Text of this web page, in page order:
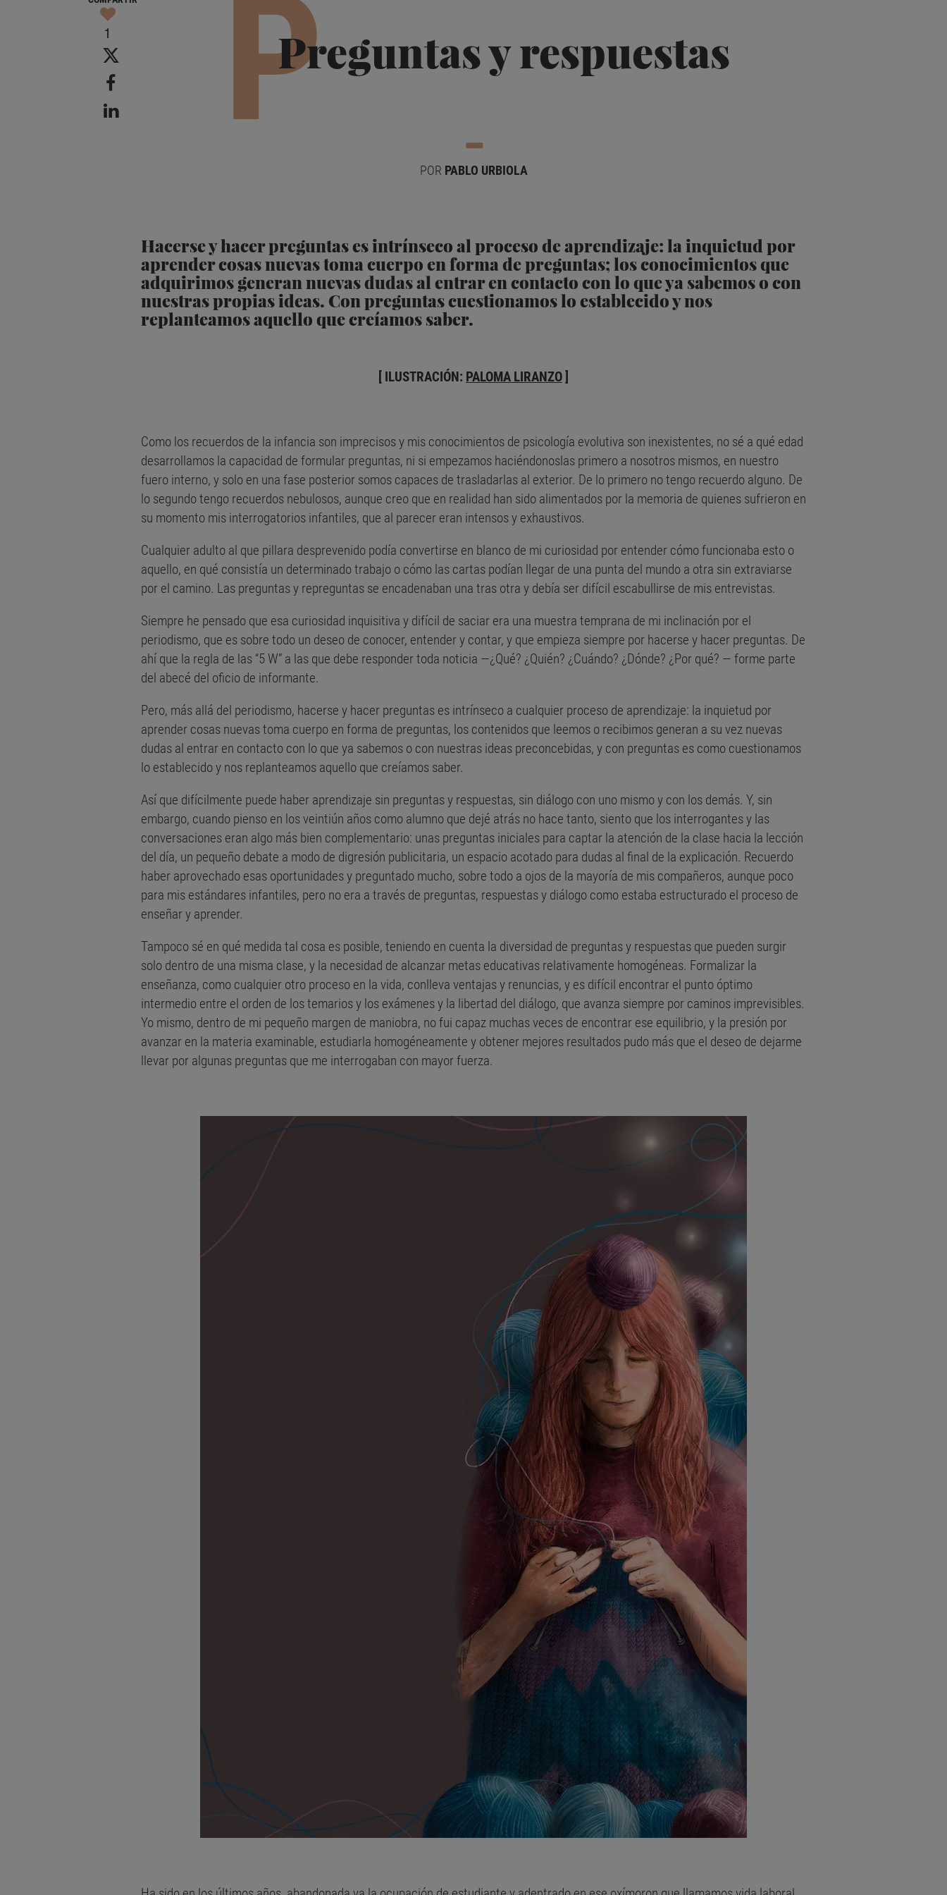
P
1 Preguntas y respuestas
POR PABLO URBIOLA
Hacerse y hacer preguntas es intrínseco al proceso de aprendizaje: la inquietud por
aprender cosas nuevas toma cuerpo en forma de preguntas; los conocimientos que
adquirimos generan nuevas dudas al entrar en contacto con lo que ya sabemos o con
nuestras propias ideas. Con preguntas cuestionamos lo establecido y nos
replanteamos aquello que creíamos saber.
[ ILUSTRACIÓN: PALOMA LIRANZO]
Como los recuerdos de la infancia son imprecisos y mis conocimientos de psicología evolutiva son inexistentes, no sé a qué edad
desarrollamos la capacidad de formular preguntas, ni si empezamos haciéndonoslas primero a nosotros mismos, en nuestro
fuero interno, y solo en una fase posterior somos capaces de trasladarlas al exterior. De lo primero no tengo recuerdo alguno. De
lo segundo tengo recuerdos nebulosos, aunque creo que en realidad han sido alimentados por la memoria de quienes sufrieron en
su momento mis interrogatorios infantiles, que al parecer eran intensos y exhaustivos.
Cualquier adulto al que pillara desprevenido podía convertirse en blanco de mi curiosidad por entender cómo funcionaba esto o
aquello, en qué consistía un determinado trabajo o cómo las cartas podían llegar de una punta del mundo a otra sin extraviarse
por el camino. Las preguntas y repreguntas se encadenaban una tras otra y debía ser difícil escabullirse de mis entrevistas.
Siempre he pensado que esa curiosidad inquisitiva y difícil de saciar era una muestra temprana de mi inclinación por el
periodismo, que es sobre todo un deseo de conocer, entender y contar, y que empieza siempre por hacerse y hacer preguntas. De
ahí que la regla de las “5 W” a las que debe responder toda noticia —¿Qué? ¿Quién? ¿Cuándo? ¿Dónde? ¿Por qué? — forme parte
del abecé del oficio de informante.
Pero, más allá del periodismo, hacerse y hacer preguntas es intrínseco a cualquier proceso de aprendizaje: la inquietud por
aprender cosas nuevas toma cuerpo en forma de preguntas, los contenidos que leemos o recibimos generan a su vez nuevas
dudas al entrar en contacto con lo que ya sabemos o con nuestras ideas preconcebidas, y con preguntas es como cuestionamos
lo establecido y nos replanteamos aquello que creíamos saber.
Así que difícilmente puede haber aprendizaje sin preguntas y respuestas, sin diálogo con uno mismo y con los demás. Y, sin
embargo, cuando pienso en los veintiún años como alumno que dejé atrás no hace tanto, siento que los interrogantes y las
conversaciones eran algo más bien complementario: unas preguntas iniciales para captar la atención de la clase hacia la lección
del día, un pequeño debate a modo de digresión publicitaria, un espacio acotado para dudas al final de la explicación. Recuerdo
haber aprovechado esas oportunidades y preguntado mucho, sobre todo a ojos de la mayoría de mis compañeros, aunque poco
para mis estándares infantiles, pero no era a través de preguntas, respuestas y diálogo como estaba estructurado el proceso de
enseñar y aprender.
Tampoco sé en qué medida tal cosa es posible, teniendo en cuenta la diversidad de preguntas y respuestas que pueden surgir
solo dentro de una misma clase, y la necesidad de alcanzar metas educativas relativamente homogéneas. Formalizar la
enseñanza, como cualquier otro proceso en la vida, conlleva ventajas y renuncias, y es difícil encontrar el punto óptimo
intermedio entre el orden de los temarios y los exámenes y la libertad del diálogo, que avanza siempre por caminos imprevisibles.
Yo mismo, dentro de mi pequeño margen de maniobra, no fui capaz muchas veces de encontrar ese equilibrio, y la presión por
avanzar en la materia examinable, estudiarla homogéneamente y obtener mejores resultados pudo más que el deseo de dejarme
llevar por algunas preguntas que me interrogaban con mayor fuerza.